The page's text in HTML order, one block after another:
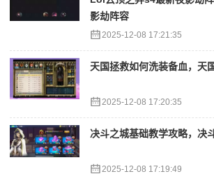
影劫阵容
2025-12-08 17:21:35
天国拯救如何洗装备血，天
2025-12-08 17:20:35
决斗之城基础教学攻略，决
2025-12-08 17:19:49